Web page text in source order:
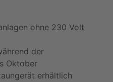
ohne 230 Volt
der
Oktober
erhältlich